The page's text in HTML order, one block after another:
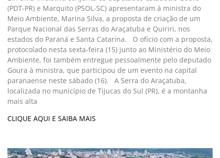
(PDT-PR) e Marquito (PSOL-SC) apresentaram à ministra do
Meio Ambiente, Marina Silva, a proposta de criação de um
Parque Nacional das Serras do Araçatuba e Quiriri, nos
estados do Paraná e Santa Catarina. O ofício com a proposta,
protocolado nesta sexta-feira (15) junto ao Ministério do Meio
Ambiente, foi também entregue pessoalmente pelo deputado
Goura à ministra, que participou de um evento na capital
paranaense neste sábado (16). A Serra do Araçatuba,
localizada no município de Tijucas do Sul (PR), é a montanha
mais alta
CLIQUE AQUI E SAIBA MAIS